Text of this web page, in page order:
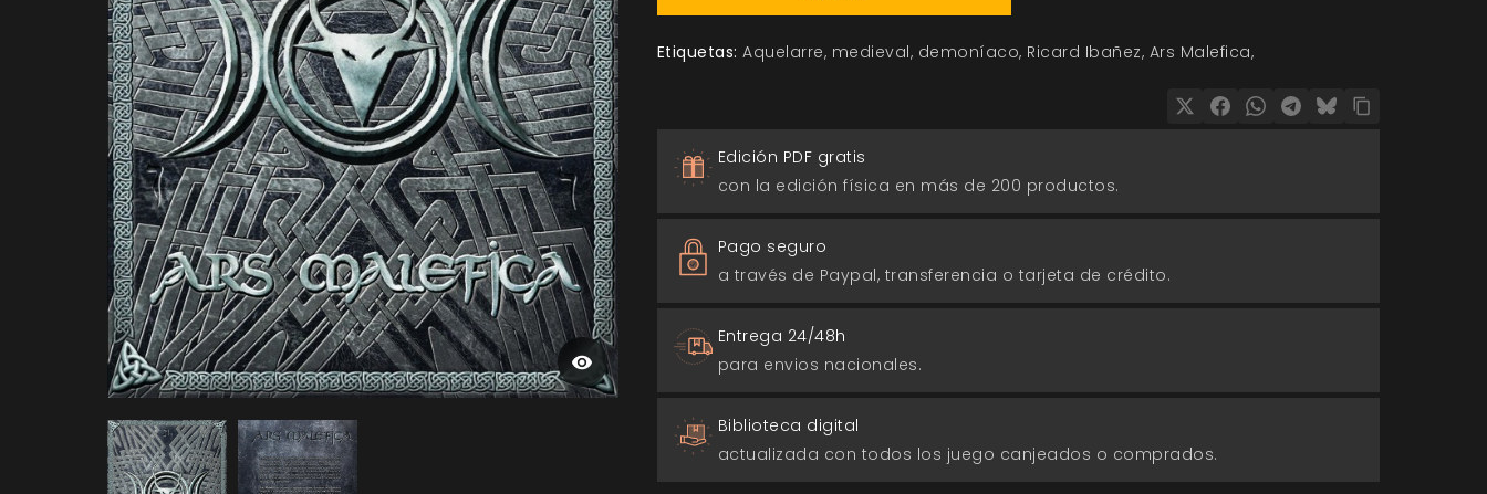
Etiquetas: Aquelarre medieval demoníaco Ricard Ibañez Ars Malefica
Edición PDF gratis
con la edición física en más de 200 productos.
Pago seguro
a través de Paypal, transferencia o tarjeta de crédito.
Entrega 24/48h
para envios nacionales.
Biblioteca digital
actualizada con todos los juego canjeados o comprados.